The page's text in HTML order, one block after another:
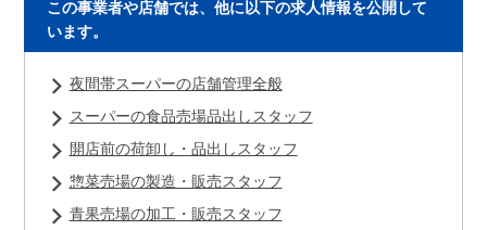
この事業者や店舗では、他に以下の求人情報を公開して
います。
夜間帯スーパーの店舗管理全般
スーパーの食品売場品出しスタッフ
開店前の荷卸し・品出しスタッフ
惣菜売場の製造・販売スタッフ
青果売場の加工・販売スタッフ